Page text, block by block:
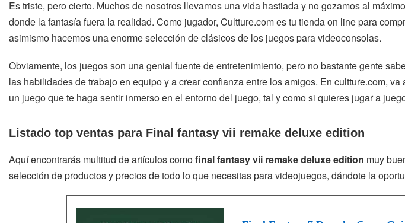
Es triste, pero cierto. Muchos de nosotros llevamos una vida hastiada y no gozamos al
donde la fantasía fuera la realidad. Como jugador, Cultture.com es tu tienda on line para
asimismo hacemos una enorme selección de clásicos de los juegos para videoconsolas.
Obviamente, los juegos son una genial fuente de entretenimiento, pero no bastante gente
las habilidades de trabajo en equipo y a crear confianza entre los amigos. En cultture.com,
un juego que te haga sentir inmerso en el entorno del juego, tal y como si quieres jugar a
Listado top ventas para Final fantasy vii remake deluxe edition
Aquí encontrarás multitud de artículos comofinal fantasy vii remake deluxe edition muy
selección de productos y precios de todo lo que necesitas para videojuegos, dándote la